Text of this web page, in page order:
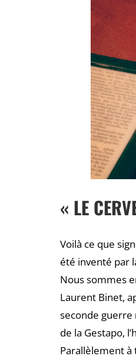
« LE
Voilà ce que
été inventé par
Nous sommes
Laurent Binet,
seconde guerre
de la Gestapo,
Parallèlement à